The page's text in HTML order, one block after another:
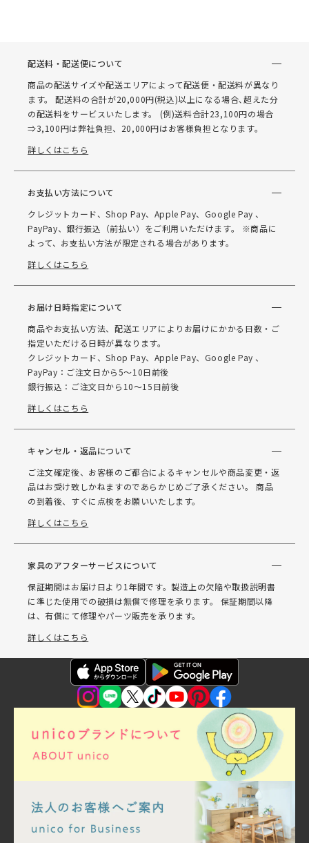
配送料・配送便について
商品の配送サイズや配送エリアによって配送便・配送料が異なり
ます。 配送料の合計が20,000円(税込)以上になる場合､超えた分
の配送料をサービスいたします。 (例)送料合計23,100円の場合
⇒3,100円は弊社負担、20,000円はお客様負担となります。
詳しくはこちら
お支払い方法について
クレジットカード、Shop Pay、Apple Pay、Google Pay 、
PayPay、銀行振込（前払い）をご利用いただけます。 ※商品に
よって、お支払い方法が限定される場合があります。
詳しくはこちら
お届け日時指定について
商品やお支払い方法、配送エリアによりお届けにかかる日数・ご
指定いただける日時が異なります。
クレジットカード、Shop Pay、Apple Pay、Google Pay 、
PayPay：ご注文日から5～10日前後
銀行振込：ご注文日から10～15日前後
詳しくはこちら
キャンセル・返品について
ご注文確定後、お客様のご都合によるキャンセルや商品変更・返
品はお受け致しかねますのであらかじめご了承ください。 商品
の到着後、すぐに点検をお願いいたします。
詳しくはこちら
家具のアフターサービスについて
保証期間はお届け日より1年間です。製造上の欠陥や取扱説明書
に準じた使用での破損は無償で修理を承ります。 保証期間以降
は、有償にて修理やパーツ販売を承ります。
詳しくはこちら